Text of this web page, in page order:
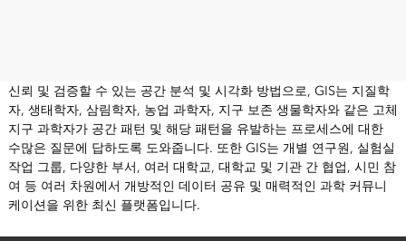
신뢰 및 검증할 수 있는 공간 분석 및 시각화 방법으로, GIS는 지질학
자, 생태학자, 삼림학자, 농업 과학자, 지구 보존 생물학자와 같은 고체
지구 과학자가 공간 패턴 및 해당 패턴을 유발하는 프로세스에 대한
수많은 질문에 답하도록 도와줍니다. 또한 GIS는 개별 연구원, 실험실
작업 그룹, 다양한 부서, 여러 대학교, 대학교 및 기관 간 협업, 시민 참
여 등 여러 차원에서 개방적인 데이터 공유 및 매력적인 과학 커뮤니
케이션을 위한 최신 플랫폼입니다.